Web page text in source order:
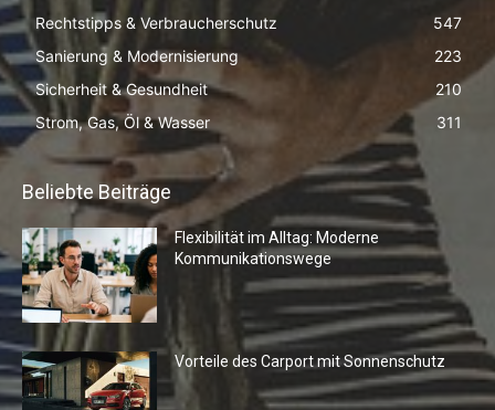
Rechtstipps & Verbraucherschutz
547
Sanierung & Modernisierung
223
Sicherheit & Gesundheit
210
Strom, Gas, Öl & Wasser
311
Beliebte Beiträge
Flexibilität im Alltag: Moderne
Kommunikationswege
Vorteile des Carport mit Sonnenschutz